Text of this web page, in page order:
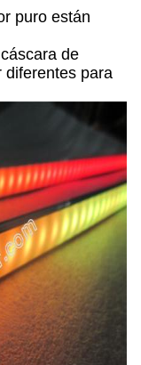
puro están
de
diferentes para